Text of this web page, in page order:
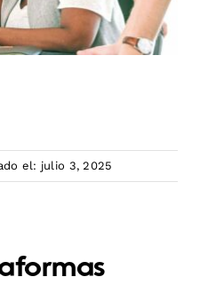
el: julio 3, 2025